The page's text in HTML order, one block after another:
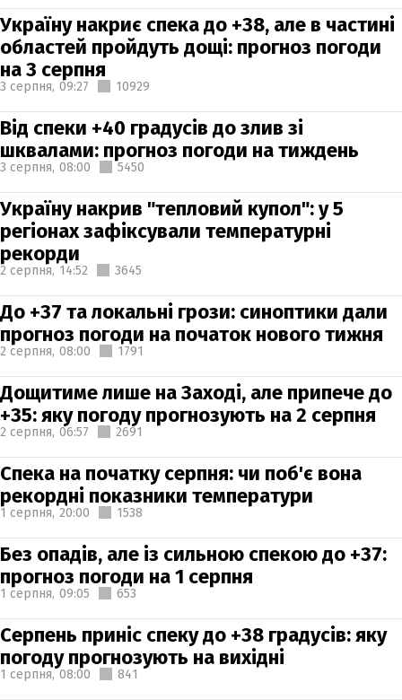
Україну накриє спека до +38, але в частині
областей пройдуть дощі: прогноз погоди
на 3 серпня
3 серпня, 09:27 10929
Від спеки +40 градусів до злив зі
шквалами: прогноз погоди на тиждень
3 серпня, 08:00 5450
Україну накрив "тепловий купол": у 5
регіонах зафіксували температурні
рекорди
2 серпня, 14:52 3645
До +37 та локальні грози: синоптики дали
прогноз погоди на початок нового тижня
2 серпня, 08:00 1791
Дощитиме лише на Заході, але припече до
+35: яку погоду прогнозують на 2 серпня
2 серпня, 06:57 2691
Спека на початку серпня: чи поб'є вона
рекордні показники температури
1 серпня, 20:00 1538
Без опадів, але із сильною спекою до +37:
прогноз погоди на 1 серпня
1 серпня, 09:05 653
Серпень приніс спеку до +38 градусів: яку
погоду прогнозують на вихідні
1 серпня, 08:00 841